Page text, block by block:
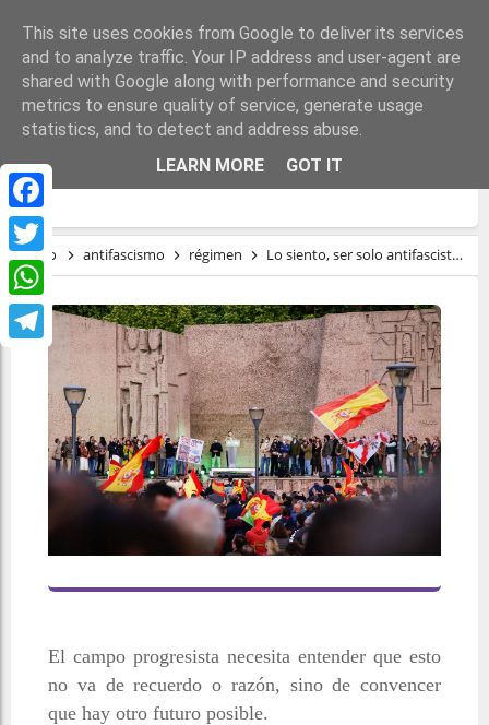
Facebook
Twitter
WhatsApp
Telegram
LO SIENTO, SER SOLO ANTIFASCISTAS YA
NO BASTA
Inicio antifascismo régimen Lo siento, ser solo antifascistas ya no basta
El campo progresista necesita entender que esto
no va de recuerdo o razón, sino de convencer
que hay otro futuro posible.
This site uses cookies from Google to deliver its services
and to analyze traffic. Your IP address and user-agent are
shared with Google along with performance and security
metrics to ensure quality of service, generate usage
statistics, and to detect and address abuse.
LEARN MORE
GOT IT